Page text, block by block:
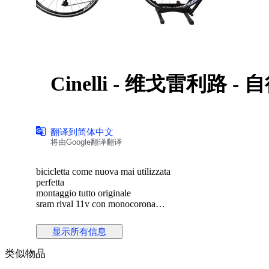
Cinelli - 维戈雷利路 -
翻译到简体中文
将由Google翻译翻译
bicicletta come nuova mai utilizzata
perfetta
montaggio tutto originale
sram rival 11v con monocorona
modello cinelli vigorelli road
verniciatura unica e bellissima
cerchi vittoria 28"
显示所有信息
类似物品